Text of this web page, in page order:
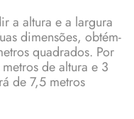
a altura e a largura
dimensões, obtém-
quadrados. Por
de altura e 3
de 7,5 metros